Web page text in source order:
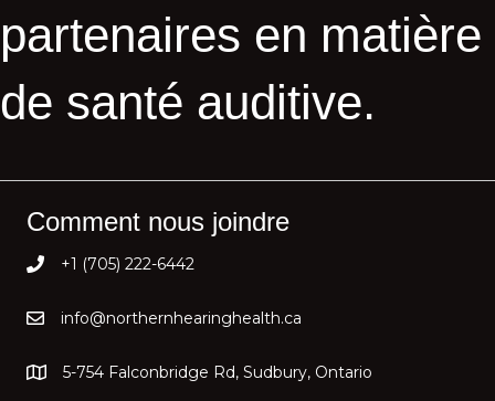
partenaires en matière
de santé auditive.
Comment nous joindre
+1 (705) 222-6442
info@northernhearinghealth.ca
5-754 Falconbridge Rd, Sudbury, Ontario